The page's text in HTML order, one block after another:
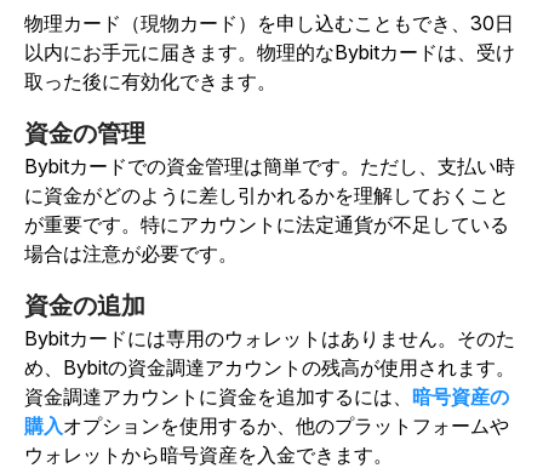
物理カード（現物カード）を申し込むこともでき、30日
以内にお手元に届きます。物理的なBybitカードは、受け
取った後に有効化できます。
資金の管理
Bybitカードでの資金管理は簡単です。ただし、支払い時
に資金がどのように差し引かれるかを理解しておくこと
が重要です。特にアカウントに法定通貨が不足している
場合は注意が必要です。
資金の追加
Bybitカードには専用のウォレットはありません。そのた
め、Bybitの資金調達アカウントの残高が使用されます。
資金調達アカウントに資金を追加するには、 暗号資産の
購入オプションを使用するか、他のプラットフォームや
ウォレットから暗号資産を入金できます。